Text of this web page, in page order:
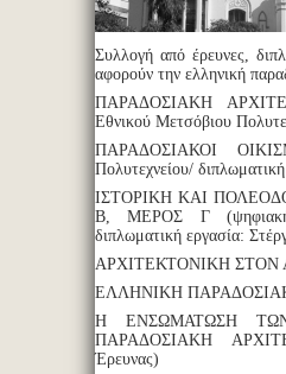
Συλλογή από έρευνες,
αφορούν την ελληνική
ΠΑΡΑΔΟΣΙΑΚΗ
Εθνικού Μετσόβιου
ΠΑΡΑΔΟΣΙΑΚΟΙ
Πολυτεχνείου/
ΙΣΤΟΡΙΚΗ ΚΑΙ
Β, ΜΕΡΟΣ Γ (ψηφιακή
διπλωματική εργασία:
ΑΡΧΙΤΕΚΤΟΝΙΚΗ ΣΤΟΝ
ΕΛΛΗΝΙΚΗ
Η ΕΝΣΩΜΑΤΩΣΗ
ΠΑΡΑΔΟΣΙΑΚΗ
Έρευνας)